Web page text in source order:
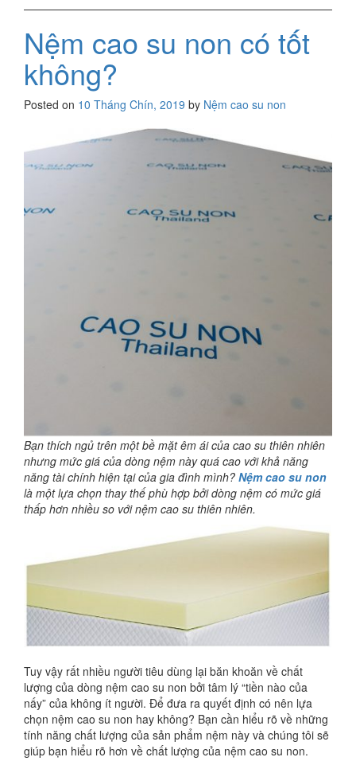
Nệm cao su non có tốt
không?
Posted on 10 Tháng Chín, 2019 by Nệm cao su non
Bạn thích ngủ trên một bề mặt êm ái của cao su thiên nhiên
nhưng mức giá của dòng nệm này quá cao với khả năng
năng tài chính hiện tại của gia đình mình? Nệm cao su non
là một lựa chọn thay thế phù hợp bởi dòng nệm có mức giá
thấp hơn nhiều so với nệm cao su thiên nhiên.
Tuy vậy rất nhiều người tiêu dùng lại băn khoăn về chất
lượng của dòng nệm cao su non bởi tâm lý “tiền nào của
nấy” của không ít người. Để đưa ra quyết định có nên lựa
chọn nệm cao su non hay không? Bạn cần hiểu rõ về những
tính năng chất lượng của sản phẩm nệm này và chúng tôi sẽ
giúp bạn hiểu rõ hơn về chất lượng của nệm cao su non.